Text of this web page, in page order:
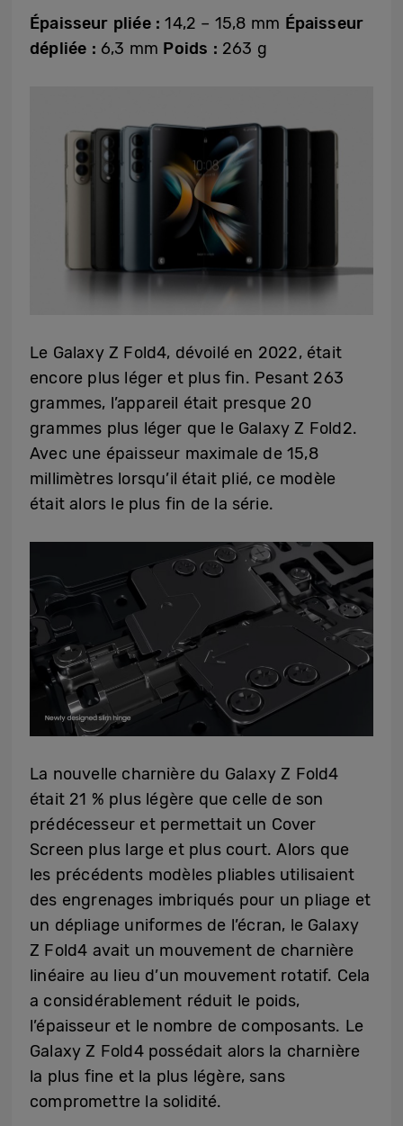
Épaisseur pliée :14,2 – 15,8 mm Épaisseur
dépliée : 6,3 mm Poids : 263 g
Le Galaxy Z Fold4, dévoilé en 2022, était
encore plus léger et plus fin. Pesant 263
grammes, l’appareil était presque 20
grammes plus léger que le Galaxy Z Fold2.
Avec une épaisseur maximale de 15,8
millimètres lorsqu’il était plié, ce modèle
était alors le plus fin de la série.
La nouvelle charnière du Galaxy Z Fold4
était 21 % plus légère que celle de son
prédécesseur et permettait un Cover
Screen plus large et plus court. Alors que
les précédents modèles pliables utilisaient
des engrenages imbriqués pour un pliage et
un dépliage uniformes de l’écran, le Galaxy
Z Fold4 avait un mouvement de charnière
linéaire au lieu d’un mouvement rotatif. Cela
a considérablement réduit le poids,
l’épaisseur et le nombre de composants. Le
Galaxy Z Fold4 possédait alors la charnière
la plus fine et la plus légère, sans
compromettre la solidité.